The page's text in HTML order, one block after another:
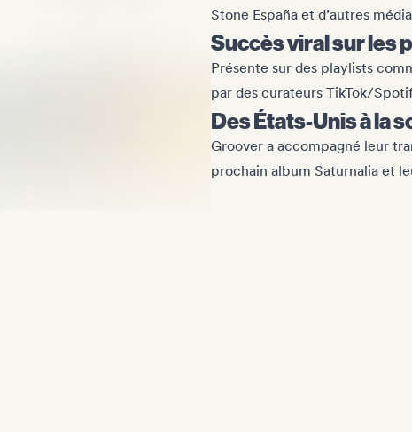
Stone España et d’autres
Succès viral sur les
Présente sur des playlists
par des curateurs TikTok/
Des États-Unis à la
Groover a accompagné leur
prochain album Saturnalia et